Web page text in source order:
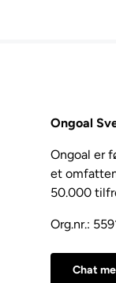
Ongoal
Ongoal er
et
50.000
Org.nr.:
Chat